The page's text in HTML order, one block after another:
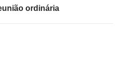
ordinária